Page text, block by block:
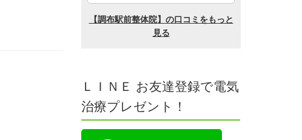
ＬＩＮＥ お友達登録で電気
治療プレゼント！